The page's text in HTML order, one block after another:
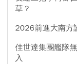
草？
2026前進大南方
佳世達集團艦隊
入